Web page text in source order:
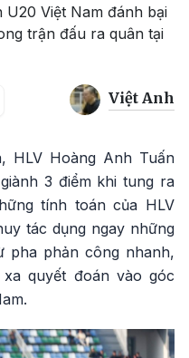
U20 Việt Nam đánh bại
trận đấu ra quân tại
Việt Anh
HLV Hoàng Anh Tuấn
3 điểm khi tung ra
tính toán của HLV
tác dụng ngay những
pha phản công nhanh,
quyết đoán vào góc